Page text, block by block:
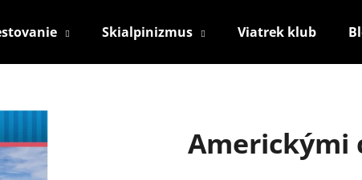
Skialpinizmus Viatrek klub
Americkými
HĽADAŤ